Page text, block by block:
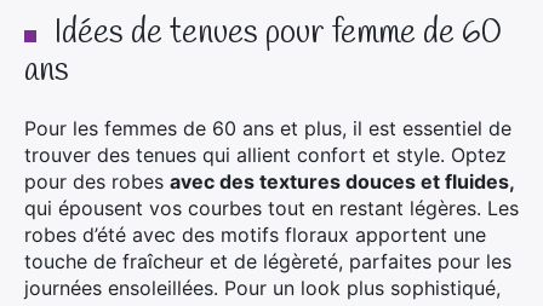
Idées de tenues pour femme de 60
ans
Pour les femmes de 60 ans et plus, il est essentiel de
trouver des tenues qui allient confort et style. Optez
pour des robes avec des textures douces et fluides,
qui épousent vos courbes tout en restant légères. Les
robes d’été avec des motifs floraux apportent une
touche de fraîcheur et de légèreté, parfaites pour les
journées ensoleillées. Pour un look plus sophistiqué,